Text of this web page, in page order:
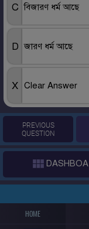
C বিজারণ ধর্ম আছে
D জারণ ধর্ম আছে
X Clear Answer
PREVIOUS
QUESTION

HOME